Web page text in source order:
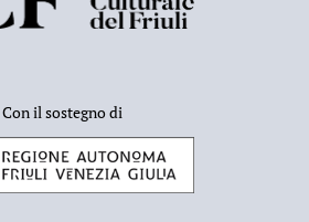
Con il sostegno di